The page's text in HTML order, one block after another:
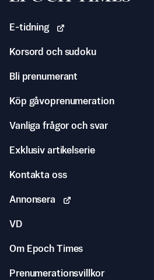
E-tidning
Korsord och sudoku
Bli prenumerant
Köp gåvoprenumeration
Vanliga frågor och svar
Exklusiv artikelserie
Kontakta oss
Annonsera
VD
Om Epoch Times
Prenumerationsvillkor